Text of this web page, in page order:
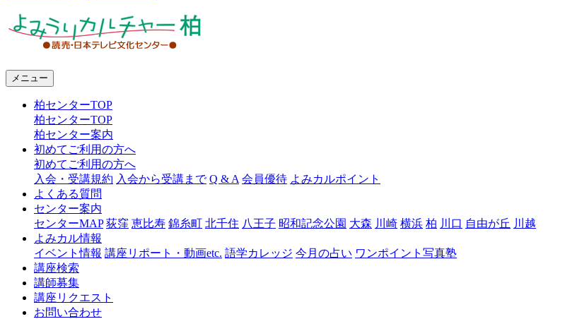
ャ
柏
メニュー
柏センターTOP
柏センターTOP
柏センター案内
初めてご利用の方へ
初めてご利用の方へ
入会・受講規約 入会から受講まで Q & A 会員優待 よみカルポイント
よくある質問
センター案内
センターMAP 荻窪 恵比寿 錦糸町 北千住 八王子 昭和記念公園 大森 川崎 横浜 柏 川口 自由が丘 川越
よみカル情報
イベント情報 講座リポート・動画etc. 語学カレッジ 今月の占い ワンポイント写真塾
講座検索
講師募集
講座リクエスト
お問い合わせ